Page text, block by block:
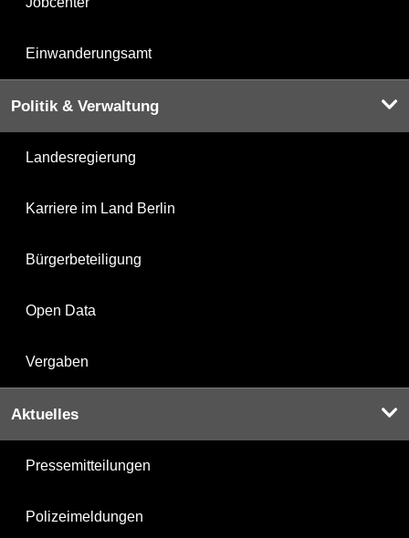
Einwanderungsamt
Politik & Verwaltung
Landesregierung
Karriere im Land Berlin
Bürgerbeteiligung
Open Data
Vergaben
Aktuelles
Pressemitteilungen
Polizeimeldungen